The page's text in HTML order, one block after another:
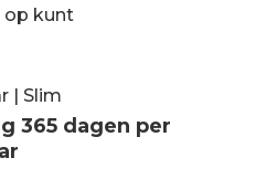
op kunt
365 dagen per